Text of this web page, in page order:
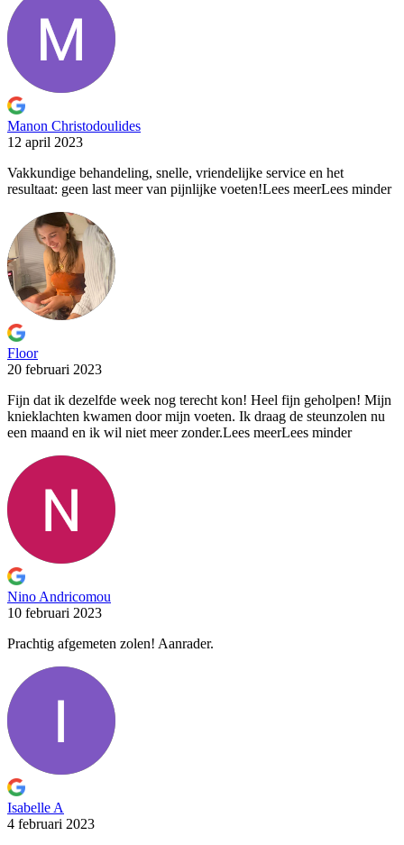
Manon Christodoulides
12 april 2023
Vakkundige behandeling, snelle, vriendelijke service en het
resultaat: geen last meer van pijnlijke voeten!Lees meerLees minder
Floor
20 februari 2023
Fijn dat ik dezelfde week nog terecht kon! Heel fijn geholpen! Mijn
knieklachten kwamen door mijn voeten. Ik draag de steunzolen nu
een maand en ik wil niet meer zonder.Lees meerLees minder
Nino Andricomou
10 februari 2023
Prachtig afgemeten zolen! Aanrader.
Isabelle A
4 februari 2023